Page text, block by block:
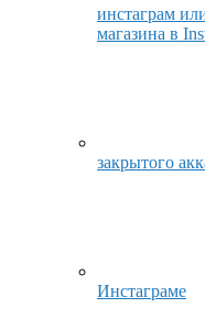
инстаграм
магазина в
закрытого
Инстаграме